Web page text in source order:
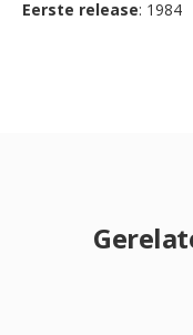
Eerste release: 1984